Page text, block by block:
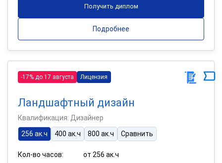
Получить диплом
Подробнее
-17% до 17 августа Лицензия
Ландшафтный дизайн
Квалификация: Дизайнер
256 ак.ч
400 ак.ч 800 ак.ч Сравнить
Кол-во часов: от 256 ак.ч